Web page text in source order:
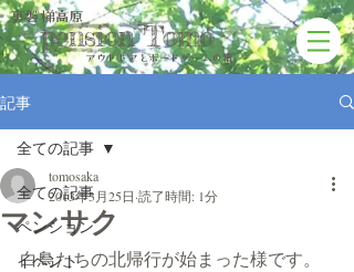
pension Tomo
アウトドアと​ボードゲームの宿
裏磐梯高原
記事
全ての記事
ペンション
イベント
全ての記事
マンサク
tomosaka
2013年3月25日 読了時間: 1分
白鳥たちの北帰行が始まった様です。